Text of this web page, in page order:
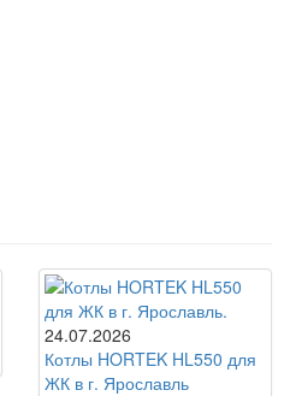
24.07.2026
Котлы HORTEK HL550 для
ЖК в г. Ярославль